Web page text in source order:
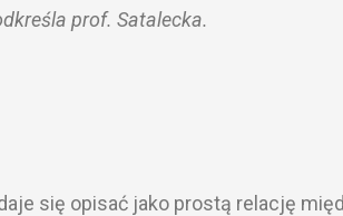
prof. Satalecka.
się opisać jako prostą relację